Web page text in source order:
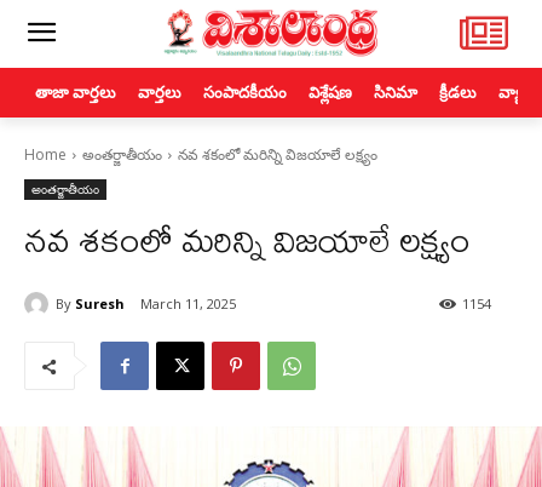
తాజా వార్తలు వార్తలు సంపాదకీయం విశ్లేషణ సినిమా క్రీడలు
Home అంతర్జాతీయం నవ శకంలో మరిన్ని విజయాలే లక్ష్యం
అంతర్జాతీయం
నవ శకంలో మరిన్ని విజయాలే లక్ష్యం
By Suresh March 11, 2025 1154